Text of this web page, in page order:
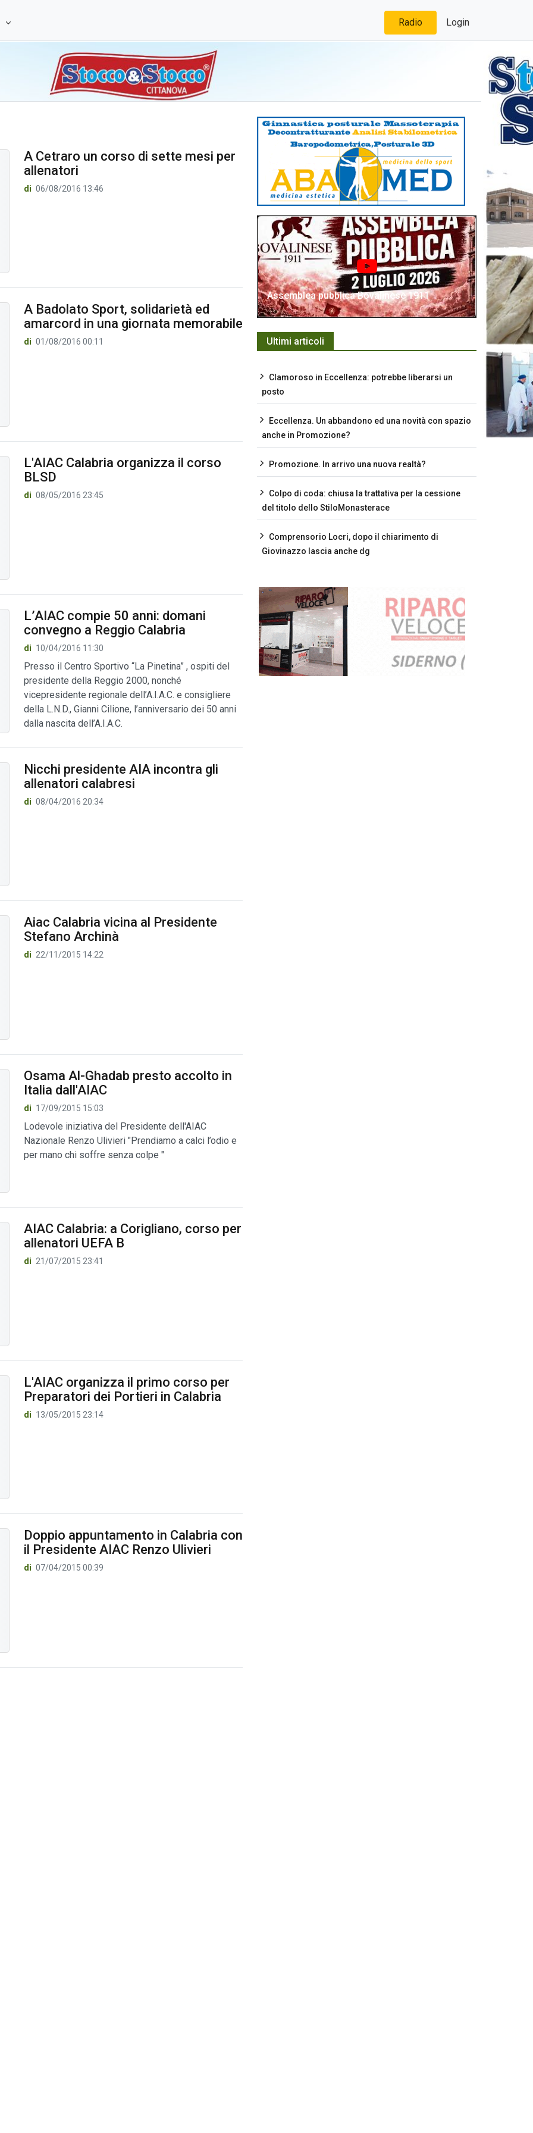
Radio Login
A Cetraro un corso di sette mesi per
allenatori
di 06/08/2016 13:46
A Badolato Sport, solidarietà ed
amarcord in una giornata memorabile
di 01/08/2016 00:11
L'AIAC Calabria organizza il corso
BLSD
di 08/05/2016 23:45
L’AIAC compie 50 anni: domani
convegno a Reggio Calabria
di 10/04/2016 11:30
Presso il Centro Sportivo “La Pinetina” , ospiti del
presidente della Reggio 2000, nonché
vicepresidente regionale dell’A.I.A.C. e consigliere
della L.N.D., Gianni Cilione, l’anniversario dei 50 anni
dalla nascita dell’A.I.A.C.
Nicchi presidente AIA incontra gli
allenatori calabresi
di 08/04/2016 20:34
Aiac Calabria vicina al Presidente
Stefano Archinà
di 22/11/2015 14:22
Osama Al-Ghadab presto accolto in
Italia dall'AIAC
di 17/09/2015 15:03
Lodevole iniziativa del Presidente dell'AIAC
Nazionale Renzo Ulivieri "Prendiamo a calci l’odio e
per mano chi soffre senza colpe "
AIAC Calabria: a Corigliano, corso per
allenatori UEFA B
di 21/07/2015 23:41
L'AIAC organizza il primo corso per
Preparatori dei Portieri in Calabria
di 13/05/2015 23:14
Doppio appuntamento in Calabria con
il Presidente AIAC Renzo Ulivieri
di 07/04/2015 00:39
Assemblea pubblica Bovalinese 1911
Ultimi articoli
Clamoroso in Eccellenza: potrebbe liberarsi un
posto
Eccellenza. Un abbandono ed una novità con spazio
anche in Promozione?
Promozione. In arrivo una nuova realtà?
Colpo di coda: chiusa la trattativa per la cessione
del titolo dello StiloMonasterace
Comprensorio Locri, dopo il chiarimento di
Giovinazzo lascia anche dg